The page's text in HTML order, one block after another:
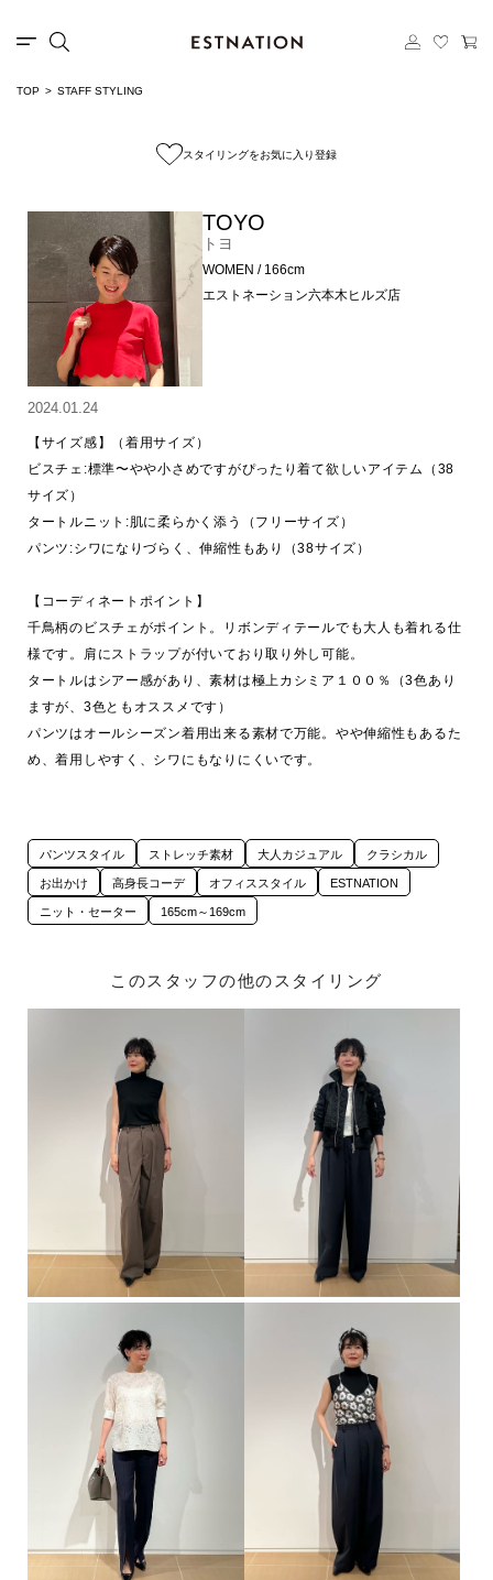
TOP STAFF STYLING
スタイリングをお気に入り登録
TOYO
トヨ
WOMEN / 166cm
エストネーション六本木ヒルズ店
2024.01.24
【サイズ感】（着用サイズ）
ビスチェ:標準〜やや小さめですがぴったり着て欲しいアイテム（38
サイズ）
タートルニット:肌に柔らかく添う（フリーサイズ）
パンツ:シワになりづらく、伸縮性もあり（38サイズ）
【コーディネートポイント】
千鳥柄のビスチェがポイント。リボンディテールでも大人も着れる仕
様です。肩にストラップが付いており取り外し可能。
タートルはシアー感があり、素材は極上カシミア１００％（3色あり
ますが、3色ともオススメです）
パンツはオールシーズン着用出来る素材で万能。やや伸縮性もあるた
め、着用しやすく、シワにもなりにくいです。
パンツスタイル ストレッチ素材 大人カジュアル クラシカル
お出かけ 高身長コーデ オフィススタイル ESTNATION
ニット・セーター 165cm～169cm
このスタッフの他のスタイリング